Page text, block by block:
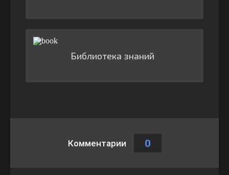
Библиотека знаний
Комментарии 0